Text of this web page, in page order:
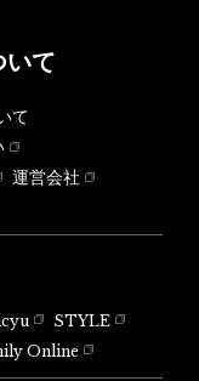
いて
て
運営会社
STYLE
Online